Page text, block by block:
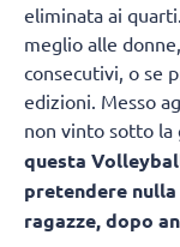
eliminata ai
meglio alle
consecutivi, o se
edizioni. Messo
non vinto sotto la
questa
pretendere
ragazze, dopo